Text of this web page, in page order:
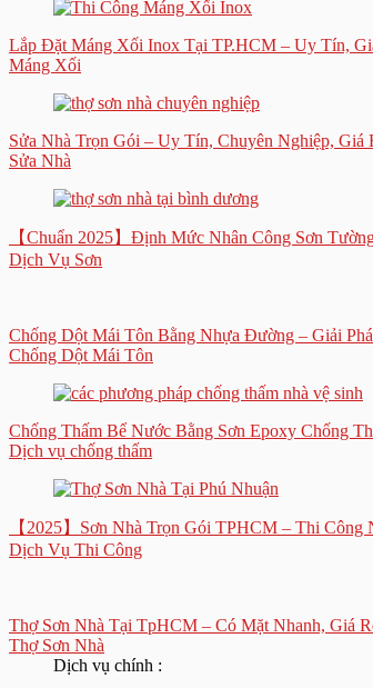
Lắp Đặt Máng Xối Inox Tại TP.HCM – Uy Tín,
Máng Xối
Sửa Nhà Trọn Gói – Uy Tín, Chuyên Nghiệp,
Sửa Nhà
【Chuẩn 2025】Định Mức Nhân Công Sơn
Dịch Vụ Sơn
Chống Dột Mái Tôn Bằng Nhựa Đường – Giải
Chống Dột Mái Tôn
Chống Thấm Bể Nước Bằng Sơn Epoxy Chống
Dịch vụ chống thấm
【2025】Sơn Nhà Trọn Gói TPHCM – Thi Công
Dịch Vụ Thi Công
Thợ Sơn Nhà Tại TpHCM – Có Mặt Nhanh, Giá
Thợ Sơn Nhà
Dịch vụ chính :